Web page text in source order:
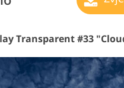
Transparent #33